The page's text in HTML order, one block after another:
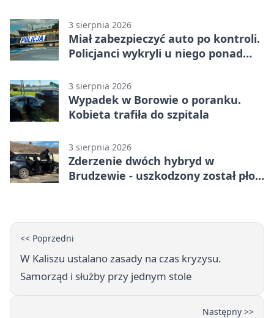
3 sierpnia 2026
Miał zabezpieczyć auto po kontroli.
Policjanci wykryli u niego ponad
3 sierpnia 2026
Wypadek w Borowie o poranku.
Kobieta trafiła do szpitala
3 sierpnia 2026
Zderzenie dwóch hybryd w
Brudzewie - uszkodzony został płot
<< Poprzedni
W Kaliszu ustalano zasady na czas kryzysu.
Samorząd i służby przy jednym stole
Następny >>